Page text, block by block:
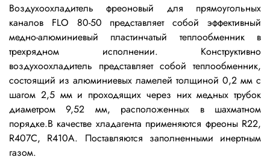
Воздухоохладитель фреоновый для прямоугольных
каналов FLO 80-50 представляет собой эффективный
медно-алюминиевый пластинчатый теплообменник в
трехрядном исполнении. Конструктивно
воздухоохладитель представляет собой теплообменник,
состоящий из алюминиевых ламелей толщиной 0,2 мм с
шагом 2,5 мм и проходящих через них медных трубок
диаметром 9,52 мм, расположенных в шахматном
порядке.В качестве хладагента применяются фреоны R22,
R407C, R410A. Поставляются заполненными инертным
газом.